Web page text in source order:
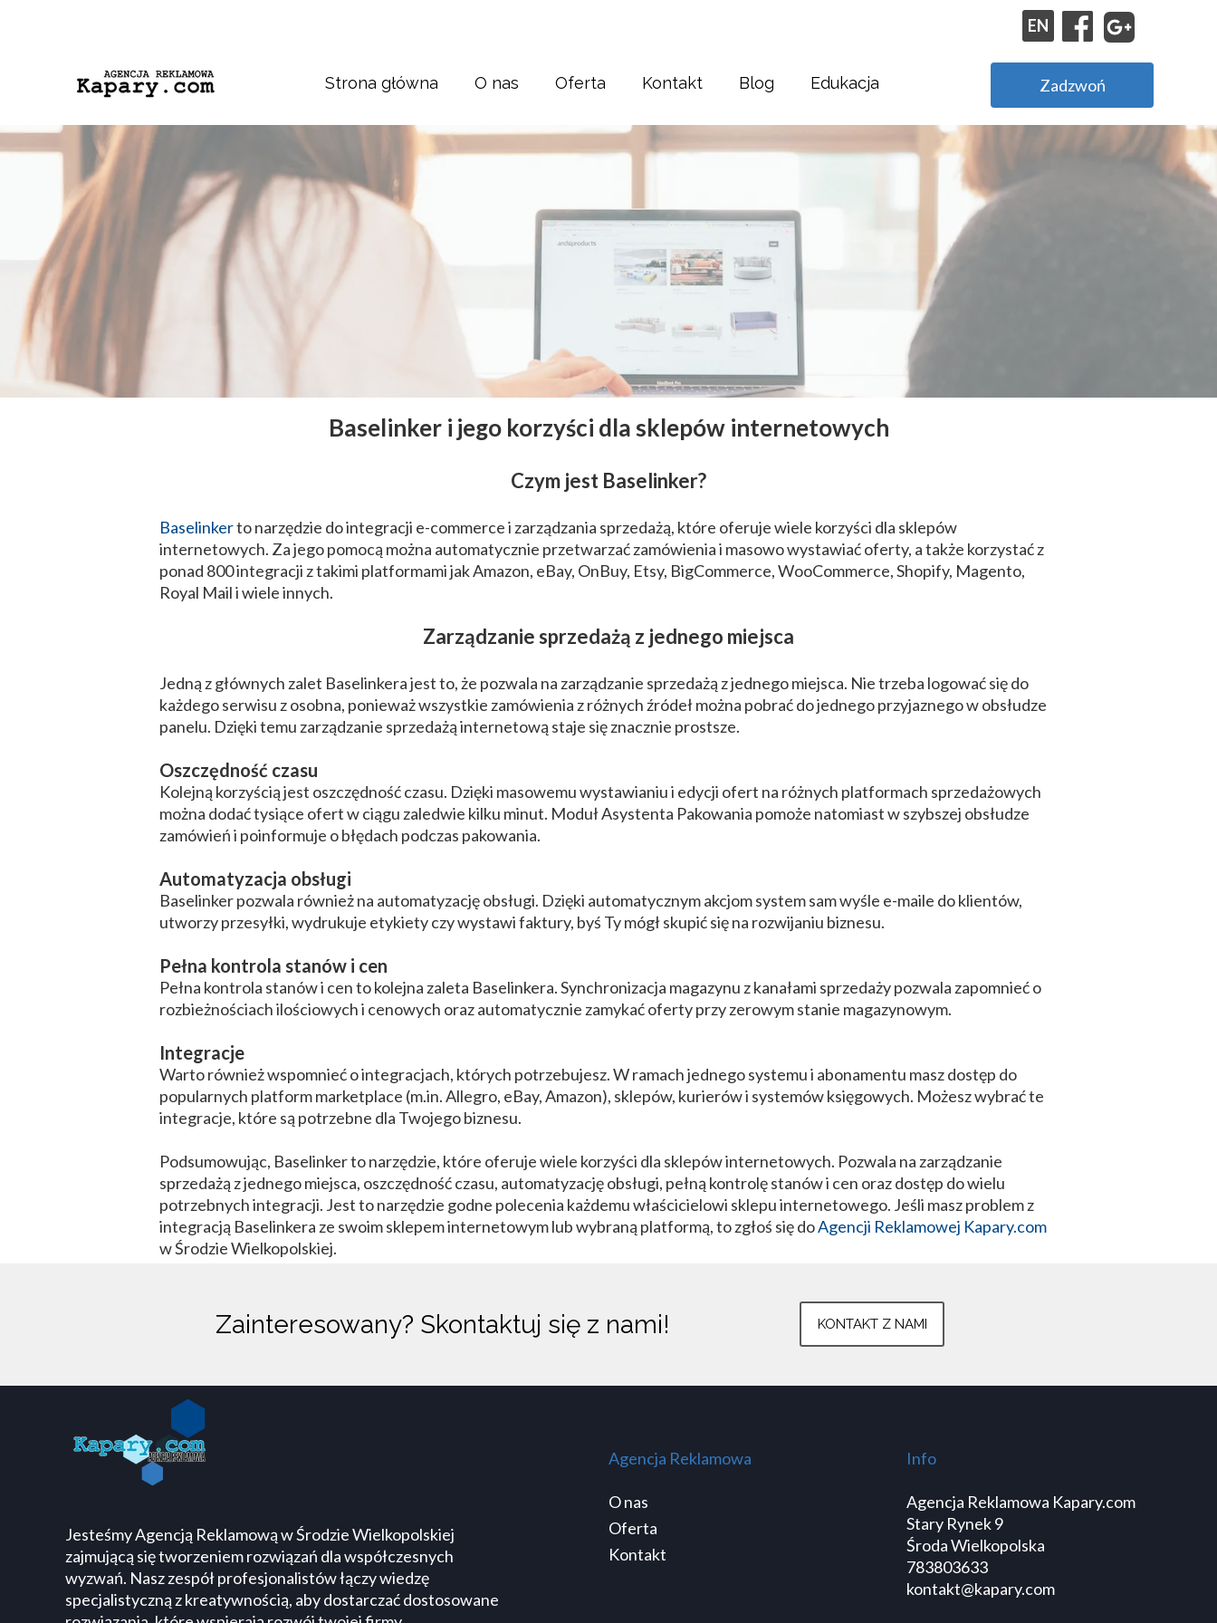
Zadzwoń
EN
Strona główna O nas Oferta
Strony internetowe
Sklepy internetowe
Korekta tekstu
Banery i bilbordy
Druk
Reklama Display
Reklama Video
Animacje
Sesja fotograficzna produktów
Sklep z gadżetami
Katalog
Kontakt Blog Edukacja
Stypendia Agencji Reklamowej Kapary.com
Praktyki w Agencji Reklamowej Kapary.com
Baselinker i jego korzyści dla sklepów internetowych
Czym jest Baselinker?
Baselinkerto narzędzie do integracji e-commerce i zarządzania sprzedażą, które oferuje wiele korzyści dla sklepów
internetowych. Za jego pomocą można automatycznie przetwarzać zamówienia i masowo wystawiać oferty, a także korzystać z
ponad 800 integracji z takimi platformami jak Amazon, eBay, OnBuy, Etsy, BigCommerce, WooCommerce, Shopify, Magento,
Royal Mail i wiele innych.
Zarządzanie sprzedażą z jednego miejsca
Jedną z głównych zalet Baselinkera jest to, że pozwala na zarządzanie sprzedażą z jednego miejsca. Nie trzeba logować się do
każdego serwisu z osobna, ponieważ wszystkie zamówienia z różnych źródeł można pobrać do jednego przyjaznego w obsłudze
panelu. Dzięki temu zarządzanie sprzedażą internetową staje się znacznie prostsze.
Oszczędność czasu
Kolejną korzyścią jest oszczędność czasu. Dzięki masowemu wystawianiu i edycji ofert na różnych platformach sprzedażowych
można dodać tysiące ofert w ciągu zaledwie kilku minut. Moduł Asystenta Pakowania pomoże natomiast w szybszej obsłudze
zamówień i poinformuje o błędach podczas pakowania.
Automatyzacja obsługi
Baselinker pozwala również na automatyzację obsługi. Dzięki automatycznym akcjom system sam wyśle e-maile do klientów,
utworzy przesyłki, wydrukuje etykiety czy wystawi faktury, byś Ty mógł skupić się na rozwijaniu biznesu.
Pełna kontrola stanów i cen
Pełna kontrola stanów i cen to kolejna zaleta Baselinkera. Synchronizacja magazynu z kanałami sprzedaży pozwala zapomnieć o
rozbieżnościach ilościowych i cenowych oraz automatycznie zamykać oferty przy zerowym stanie magazynowym.
Integracje
Warto również wspomnieć o integracjach, których potrzebujesz. W ramach jednego systemu i abonamentu masz dostęp do
popularnych platform marketplace (m.in. Allegro, eBay, Amazon), sklepów, kurierów i systemów księgowych. Możesz wybrać te
integracje, które są potrzebne dla Twojego biznesu.
Podsumowując, Baselinker to narzędzie, które oferuje wiele korzyści dla sklepów internetowych. Pozwala na zarządzanie
sprzedażą z jednego miejsca, oszczędność czasu, automatyzację obsługi, pełną kontrolę stanów i cen oraz dostęp do wielu
potrzebnych integracji. Jest to narzędzie godne polecenia każdemu właścicielowi sklepu internetowego. Jeśli masz problem z
integracją Baselinkera ze swoim sklepem internetowym lub wybraną platformą, to zgłoś się doAgencji Reklamowej Kapary.com
w Środzie Wielkopolskiej.
KONTAKT Z NAMI
Zainteresowany? Skontaktuj się z nami!
Jesteśmy Agencją Reklamową w Środzie Wielkopolskiej
zajmującą się tworzeniem rozwiązań dla współczesnych
wyzwań. Nasz zespół profesjonalistów łączy wiedzę
specjalistyczną z kreatywnością, aby dostarczać dostosowane
Agencja Reklamowa
O nas
Oferta
Kontakt
Info
Agencja Reklamowa Kapary.com
Stary Rynek 9
Środa Wielkopolska
783803633
kontakt@kapary.com